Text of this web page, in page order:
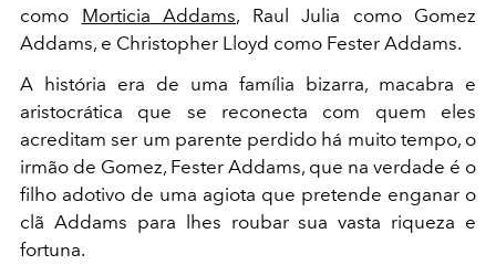
como Morticia Addams, Raul Julia como Gomez
Addams, e Christopher Lloyd como Fester Addams.
A história era de uma família bizarra, macabra e
aristocrática que se reconecta com quem eles
acreditam ser um parente perdido há muito tempo, o
irmão de Gomez, Fester Addams, que na verdade é o
filho adotivo de uma agiota que pretende enganar o
clã Addams para lhes roubar sua vasta riqueza e
fortuna.